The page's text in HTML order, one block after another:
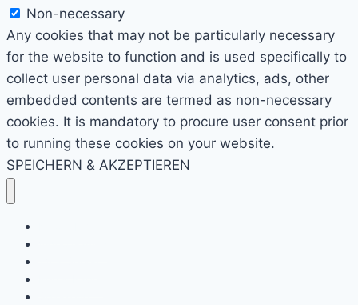
Non-necessary
Any cookies that may not be particularly necessary
for the website to function and is used specifically to
collect user personal data via analytics, ads, other
embedded contents are termed as non-necessary
cookies. It is mandatory to procure user consent prior
to running these cookies on your website.
SPEICHERN & AKZEPTIEREN